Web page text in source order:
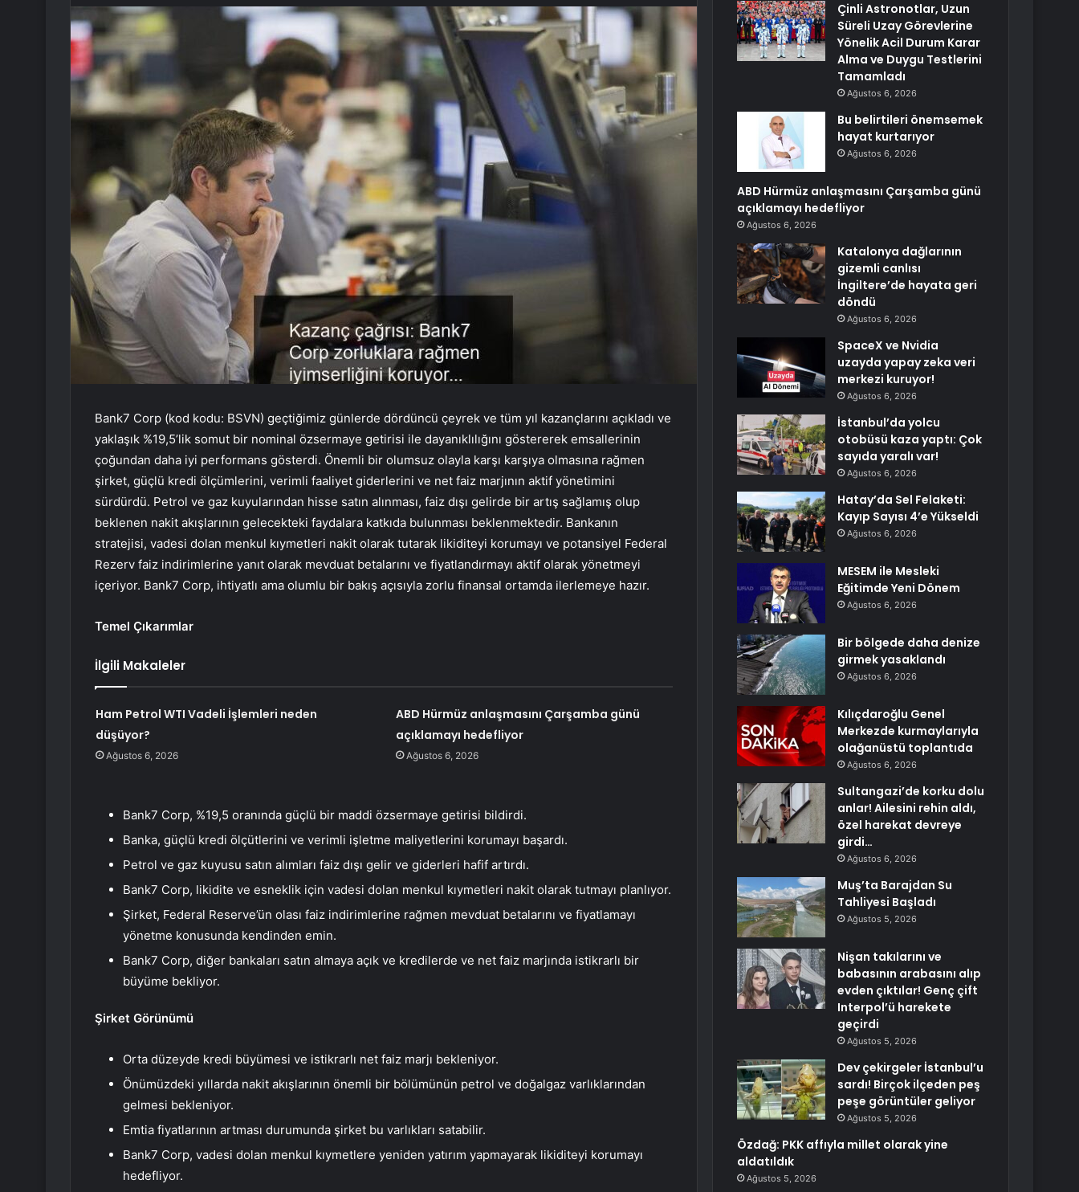
Bank7 Corp (kod kodu: BSVN) geçtiğimiz günlerde dördüncü çeyrek ve tüm yıl kazançlarını açıkladı ve
yaklaşık %19,5’lik somut bir nominal özsermaye getirisi ile dayanıklılığını göstererek emsallerinin
çoğundan daha iyi performans gösterdi. Önemli bir olumsuz olayla karşı karşıya olmasına rağmen
şirket, güçlü kredi ölçümlerini, verimli faaliyet giderlerini ve net faiz marjının aktif yönetimini
sürdürdü. Petrol ve gaz kuyularından hisse satın alınması, faiz dışı gelirde bir artış sağlamış olup
beklenen nakit akışlarının gelecekteki faydalara katkıda bulunması beklenmektedir. Bankanın
stratejisi, vadesi dolan menkul kıymetleri nakit olarak tutarak likiditeyi korumayı ve potansiyel Federal
Rezerv faiz indirimlerine yanıt olarak mevduat betalarını ve fiyatlandırmayı aktif olarak yönetmeyi
içeriyor. Bank7 Corp, ihtiyatlı ama olumlu bir bakış açısıyla zorlu finansal ortamda ilerlemeye hazır.
Temel Çıkarımlar
İlgili Makaleler
Ham Petrol WTI Vadeli İşlemleri neden
düşüyor?
Ağustos 6, 2026
ABD Hürmüz anlaşmasını Çarşamba günü
açıklamayı hedefliyor
Ağustos 6, 2026
Bank7 Corp, %19,5 oranında güçlü bir maddi özsermaye getirisi bildirdi.
Banka, güçlü kredi ölçütlerini ve verimli işletme maliyetlerini korumayı başardı.
Petrol ve gaz kuyusu satın alımları faiz dışı gelir ve giderleri hafif artırdı.
Bank7 Corp, likidite ve esneklik için vadesi dolan menkul kıymetleri nakit olarak tutmayı planlıyor.
Şirket, Federal Reserve’ün olası faiz indirimlerine rağmen mevduat betalarını ve fiyatlamayı
yönetme konusunda kendinden emin.
Bank7 Corp, diğer bankaları satın almaya açık ve kredilerde ve net faiz marjında ​​istikrarlı bir
büyüme bekliyor.
Şirket Görünümü
Orta düzeyde kredi büyümesi ve istikrarlı net faiz marjı bekleniyor.
Önümüzdeki yıllarda nakit akışlarının önemli bir bölümünün petrol ve doğalgaz varlıklarından
gelmesi bekleniyor.
Emtia fiyatlarının artması durumunda şirket bu varlıkları satabilir.
Bank7 Corp, vadesi dolan menkul kıymetlere yeniden yatırım yapmayarak likiditeyi korumayı
hedefliyor.
Çinli Astronotlar, Uzun
Süreli Uzay Görevlerine
Yönelik Acil Durum Karar
Alma ve Duygu Testlerini
Tamamladı
Ağustos 6, 2026
Bu belirtileri önemsemek
hayat kurtarıyor
Ağustos 6, 2026
ABD Hürmüz anlaşmasını Çarşamba günü
açıklamayı hedefliyor
Ağustos 6, 2026
Katalonya dağlarının
gizemli canlısı
İngiltere’de hayata geri
döndü
Ağustos 6, 2026
SpaceX ve Nvidia
uzayda yapay zeka veri
merkezi kuruyor!
Ağustos 6, 2026
İstanbul’da yolcu
otobüsü kaza yaptı: Çok
sayıda yaralı var!
Ağustos 6, 2026
Hatay’da Sel Felaketi:
Kayıp Sayısı 4’e Yükseldi
Ağustos 6, 2026
MESEM ile Mesleki
Eğitimde Yeni Dönem
Ağustos 6, 2026
Bir bölgede daha denize
girmek yasaklandı
Ağustos 6, 2026
Kılıçdaroğlu Genel
Merkezde kurmaylarıyla
olağanüstü toplantıda
Ağustos 6, 2026
Sultangazi’de korku dolu
anlar! Ailesini rehin aldı,
özel harekat devreye
girdi…
Ağustos 6, 2026
Muş’ta Barajdan Su
Tahliyesi Başladı
Ağustos 5, 2026
Nişan takılarını ve
babasının arabasını alıp
evden çıktılar! Genç çift
Interpol’ü harekete
geçirdi
Ağustos 5, 2026
Dev çekirgeler İstanbul’u
sardı! Birçok ilçeden peş
peşe görüntüler geliyor
Ağustos 5, 2026
Özdağ: PKK affıyla millet olarak yine
aldatıldık
Ağustos 5, 2026